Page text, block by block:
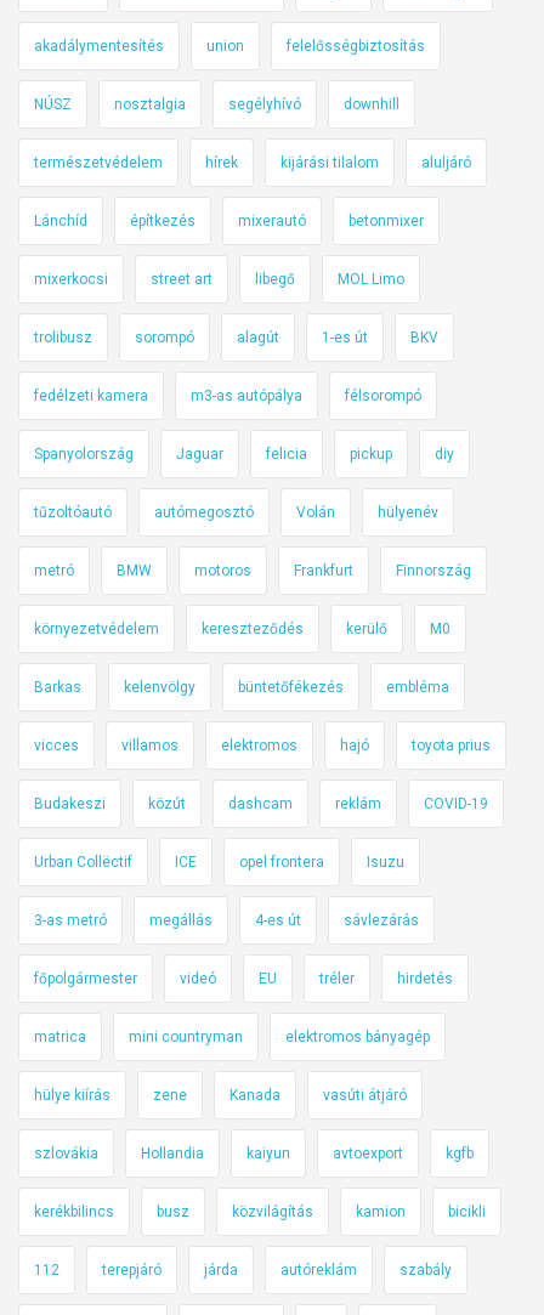
akadálymentesítés union felelősségbiztosítás
NÚSZ nosztalgia segélyhívó downhill
természetvédelem hírek kijárási tilalom aluljáró
Lánchíd építkezés mixerautó betonmixer
mixerkocsi street art libegő MOL Limo
trolibusz sorompó alagút 1-es út BKV
fedélzeti kamera m3-as autópálya félsorompó
Spanyolország Jaguar felicia pickup diy
tűzoltóautó autómegosztó Volán hülyenév
metró BMW motoros Frankfurt Finnország
környezetvédelem kereszteződés kerülő M0
Barkas kelenvölgy büntetőfékezés embléma
vicces villamos elektromos hajó toyota prius
Budakeszi közút dashcam reklám COVID-19
Urban Collëctif ICE opel frontera Isuzu
3-as metró megállás 4-es út sávlezárás
főpolgármester videó EU tréler hirdetés
matrica mini countryman elektromos bányagép
hülye kiírás zene Kanada vasúti átjáró
szlovákia Hollandia kaiyun avtoexport kgfb
kerékbilincs busz közvilágítás kamion bicikli
112 terepjáró járda autóreklám szabály